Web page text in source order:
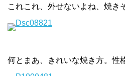
これこれ、外せないよね、焼き
何とまあ、きれいな焼き方。性